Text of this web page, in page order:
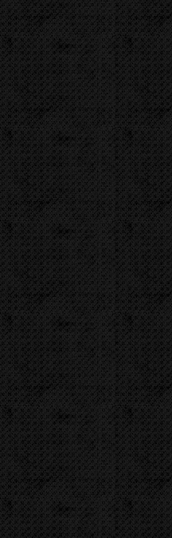
segment pro ohýbačky
/ Ohýbací segmenty CBC